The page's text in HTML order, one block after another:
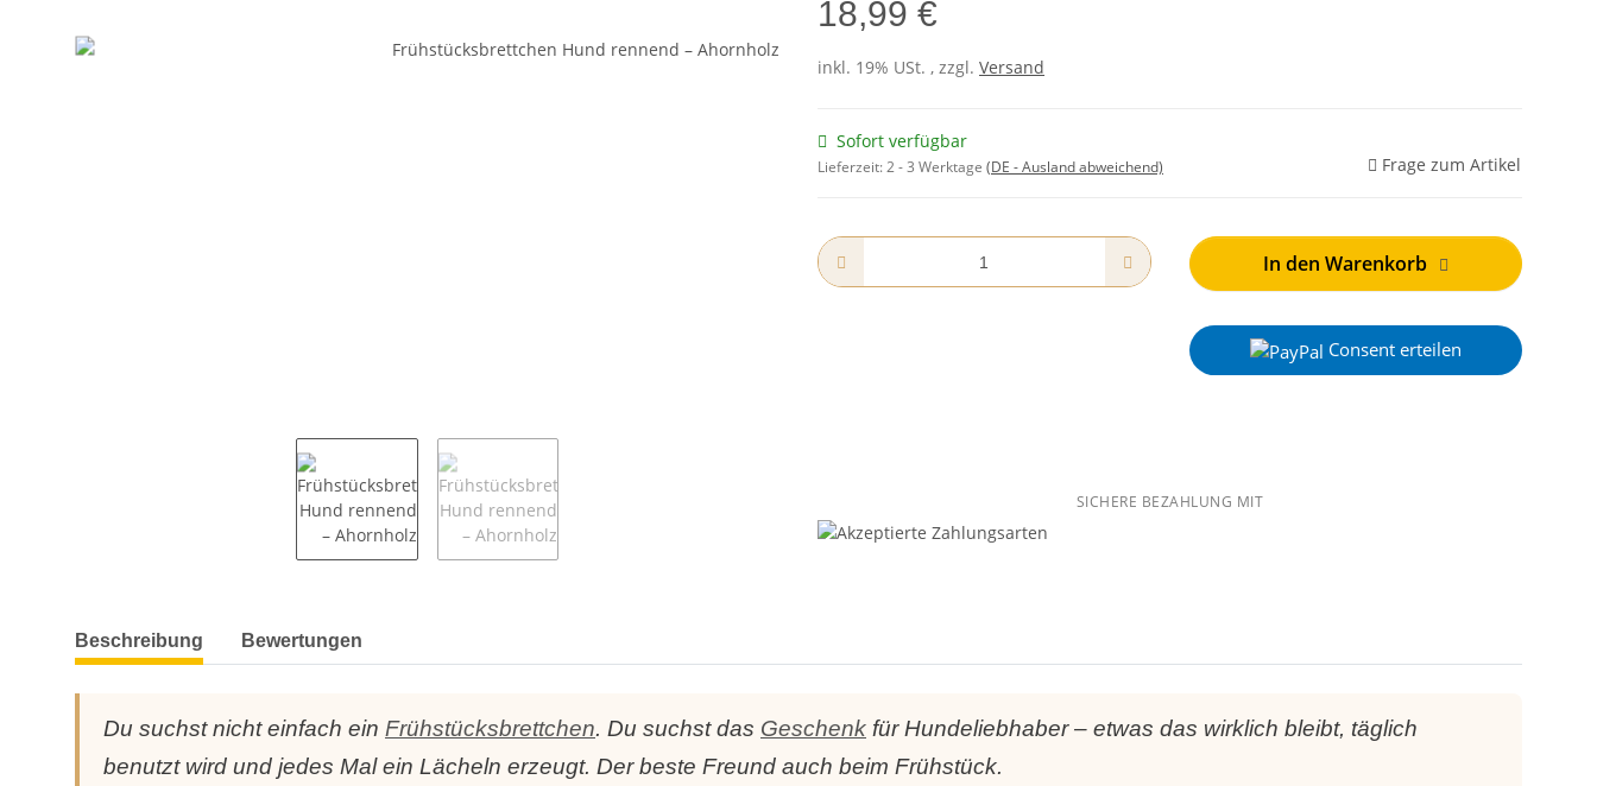
18,99 €
inkl. 19% USt. , zzgl. Versand
Sofort verfügbar
Lieferzeit:2 - 3 Werktage (DE - Ausland abweichend) Frage zum Artikel
In den Warenkorb
Consent erteilen
SICHERE BEZAHLUNG MIT
weitere Registerkarten anzeigen
Beschreibung Bewertungen
Du suchst nicht einfach ein Frühstücksbrettchen. Du suchst das Geschenk für Hundeliebhaber – etwas das wirklich bleibt, täglich
benutzt wird und jedes Mal ein Lächeln erzeugt. Der beste Freund auch beim Frühstück.